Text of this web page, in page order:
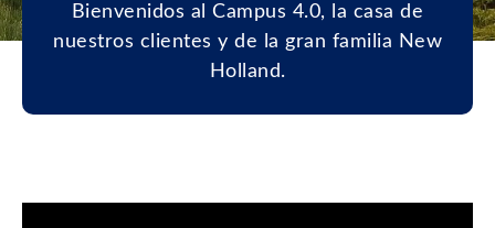
Bienvenidos al Campus 4.0, la casa de
nuestros clientes y de la gran familia New
Holland.